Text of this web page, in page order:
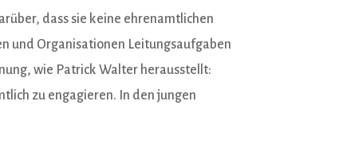
dass sie keine ehrenamtlichen
und Organisationen Leitungsaufgaben
wie Patrick Walter herausstellt:
zu engagieren. In den jungen